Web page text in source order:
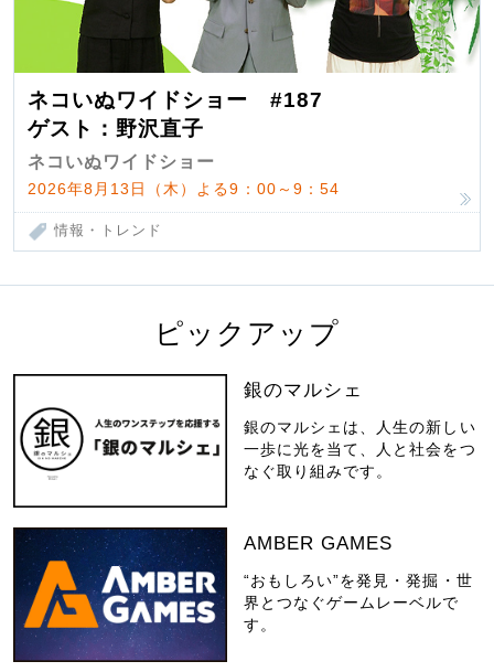
ネコいぬワイドショー #187
ゲスト：野沢直子
ネコいぬワイドショー
2026年8月13日（木）よる9：00～9：54
情報・トレンド
ピックアップ
銀のマルシェ
銀のマルシェは、人生の新しい
一歩に光を当て、人と社会をつ
なぐ取り組みです。
AMBER GAMES
“おもしろい”を発見・発掘・世
界とつなぐゲームレーベルで
す。